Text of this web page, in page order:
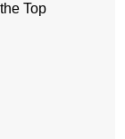
Top